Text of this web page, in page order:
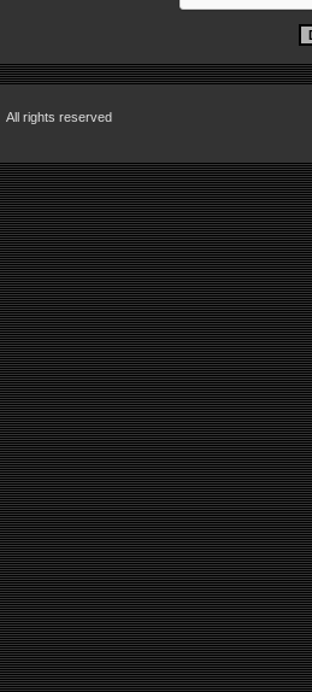
All rights reserved